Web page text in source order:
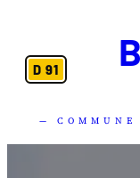
D 91
— COMMUNE